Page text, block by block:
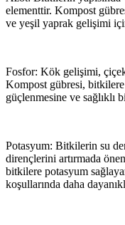
elementtir. Kompost
ve yeşil yaprak gelişimi
Fosfor: Kök gelişimi,
Kompost gübresi,
güçlenmesine ve sağlıklı
Potasyum: Bitkilerin su
dirençlerini artırmada
bitkilere potasyum
koşullarında daha